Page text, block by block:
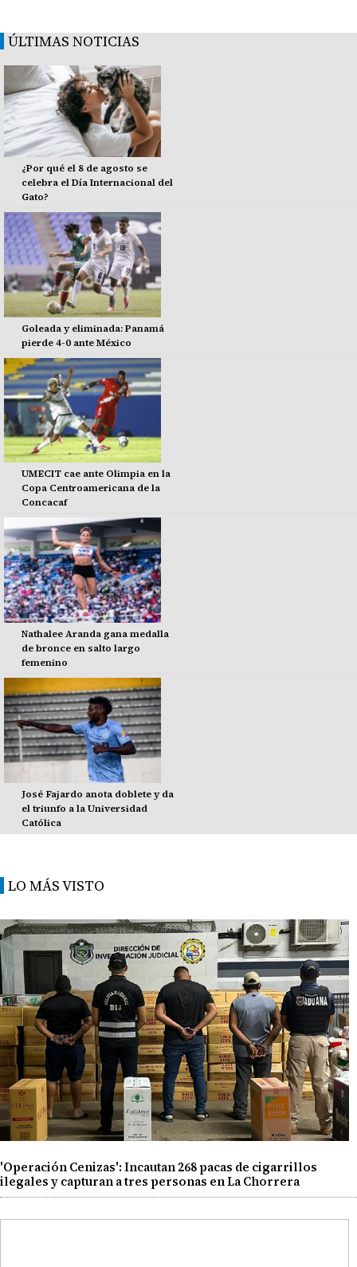
ÚLTIMAS NOTICIAS
¿Por qué el 8 de agosto se
celebra el Día Internacional del
Gato?
Goleada y eliminada: Panamá
pierde 4-0 ante México
UMECIT cae ante Olimpia en la
Copa Centroamericana de la
Concacaf
Nathalee Aranda gana medalla
de bronce en salto largo
femenino
José Fajardo anota doblete y da
el triunfo a la Universidad
Católica
LO MÁS VISTO
'Operación Cenizas': Incautan 268 pacas de cigarrillos
ilegales y capturan a tres personas en La Chorrera